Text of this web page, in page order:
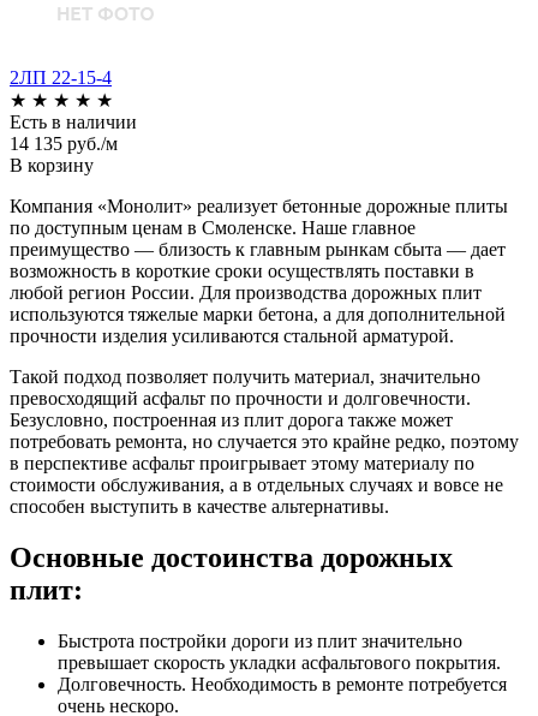
2ЛП 22-15-4
★ ★ ★ ★ ★
Есть в наличии
14 135 руб./м
В корзину
Компания «Монолит» реализует бетонные дорожные плиты
по доступным ценам в Смоленске. Наше главное
преимущество — близость к главным рынкам сбыта — дает
возможность в короткие сроки осуществлять поставки в
любой регион России. Для производства дорожных плит
используются тяжелые марки бетона, а для дополнительной
прочности изделия усиливаются стальной арматурой.
Такой подход позволяет получить материал, значительно
превосходящий асфальт по прочности и долговечности.
Безусловно, построенная из плит дорога также может
потребовать ремонта, но случается это крайне редко, поэтому
в перспективе асфальт проигрывает этому материалу по
стоимости обслуживания, а в отдельных случаях и вовсе не
способен выступить в качестве альтернативы.
Основные достоинства дорожных
плит:
Быстрота постройки дороги из плит значительно
превышает скорость укладки асфальтового покрытия.
Долговечность. Необходимость в ремонте потребуется
очень нескоро.